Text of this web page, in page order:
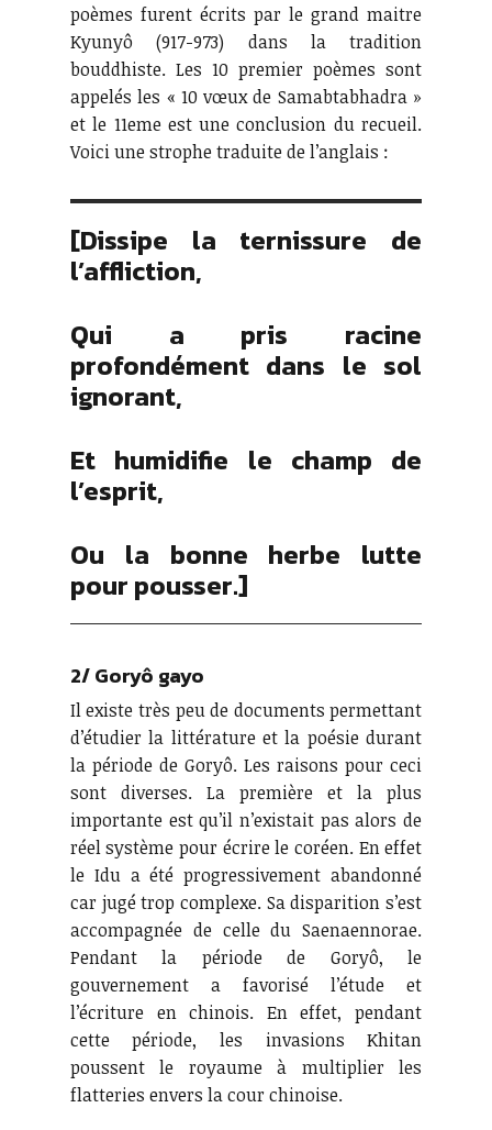
poèmes furent écrits par le grand maitre
Kyunyô (917-973) dans la tradition
bouddhiste. Les 10 premier poèmes sont
appelés les « 10 vœux de Samabtabhadra »
et le 11eme est une conclusion du recueil.
Voici une strophe traduite de l’anglais :
[Dissipe la ternissure de
l’affliction,
Qui a pris racine
profondément dans le sol
ignorant,
Et humidifie le champ de
l’esprit,
Ou la bonne herbe lutte
pour pousser.]
2/ Goryô gayo
Il existe très peu de documents permettant
d’étudier la littérature et la poésie durant
la période de Goryô. Les raisons pour ceci
sont diverses. La première et la plus
importante est qu’il n’existait pas alors de
réel système pour écrire le coréen. En effet
le Idu a été progressivement abandonné
car jugé trop complexe. Sa disparition s’est
accompagnée de celle du Saenaennorae.
Pendant la période de Goryô, le
gouvernement a favorisé l’étude et
l’écriture en chinois. En effet, pendant
cette période, les invasions Khitan
poussent le royaume à multiplier les
flatteries envers la cour chinoise.